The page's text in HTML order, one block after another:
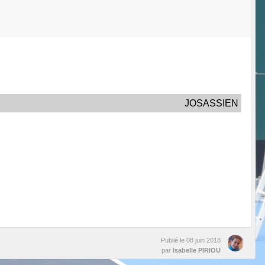
JOSASSIEN
Publié le 08 juin 2018
par Isabelle PIRIOU